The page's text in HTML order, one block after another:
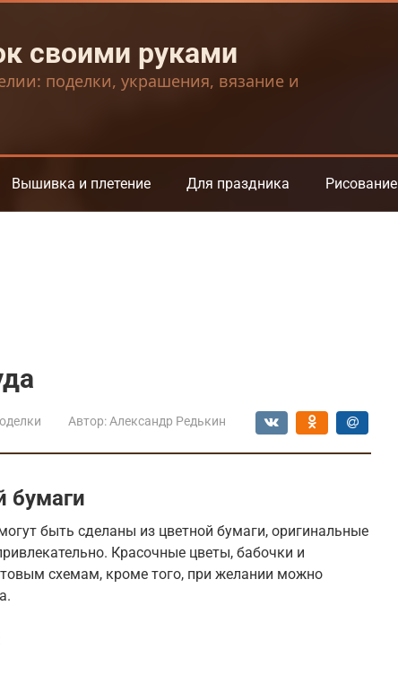
своими руками
поделки, украшения, вязание и
Вышивка и плетение Для праздника Рисование
Автор: Александр Редькин
бумаги
быть сделаны из цветной бумаги, оригинальные
Красочные цветы, бабочки и
схемам, кроме того, при желании можно